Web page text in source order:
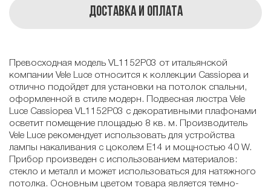
Доставка и оплата
Превосходная модель VL1152P03 от итальянской
компании Vele Luce относится к коллекции Cassiopea и
отлично подойдет для установки на потолок спальни,
оформленной в стиле модерн. Подвесная люстра Vele
Luce Cassiopea VL1152P03 с декоративными плафонами
осветит помещение площадью 8 кв. м. Производитель
Vele Luce рекомендует использовать для устройства
лампы накаливания с цоколем E14 и мощностью 40 W.
Прибор произведен с использованием материалов:
стекло и металл и может использоваться для натяжного
потолка. Основным цветом товара является темно-